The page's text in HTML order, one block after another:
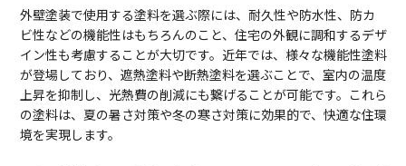
外壁塗装で使用する塗料を選ぶ際には、耐久性や防水性、防カ
ビ性などの機能性はもちろんのこと、住宅の外観に調和するデザ
イン性も考慮することが大切です。近年では、様々な機能性塗料
が登場しており、遮熱塗料や断熱塗料を選ぶことで、室内の温度
上昇を抑制し、光熱費の削減にも繋げることが可能です。これら
の塗料は、夏の暑さ対策や冬の寒さ対策に効果的で、快適な住環
境を実現します。